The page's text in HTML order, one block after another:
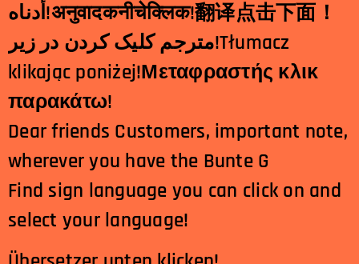
أدناه!अनुवादकनीचेक्लिक!翻译点击下面！
مترجم کلیک کردن در زیر!Tłumacz
klikając poniżej!Μεταφραστής κλικ
παρακάτω!
Dear friends Customers, important note,
wherever you have the Bunte G
Find sign language you can click on and
select your language!